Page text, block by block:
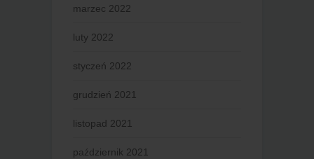
marzec 2022
luty 2022
styczeń 2022
grudzień 2021
listopad 2021
październik 2021